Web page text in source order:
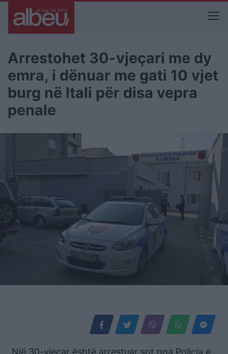
Arrestohet 30-vjeçari me dy
emra, i dënuar me gati 10 vjet
burg në Itali për disa vepra
penale
Një 30-vjeçar është arrestuar sot nga Policia e